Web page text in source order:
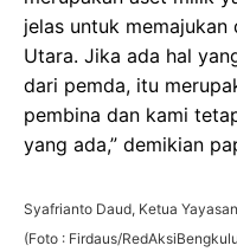
jelas untuk
Utara. Jika ada hal
dari pemda, itu
pembina dan kami
yang ada,” demikian
Syafrianto Daud, Ketua
(Foto : Firdaus/